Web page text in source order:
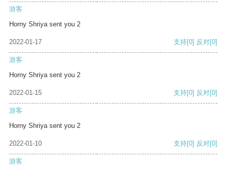
游客
Horny Shriya sent you 2
2022-01-17 支持[0] 反对[0]
游客
Horny Shriya sent you 2
2022-01-15 支持[0] 反对[0]
游客
Horny Shriya sent you 2
2022-01-10 支持[0] 反对[0]
游客